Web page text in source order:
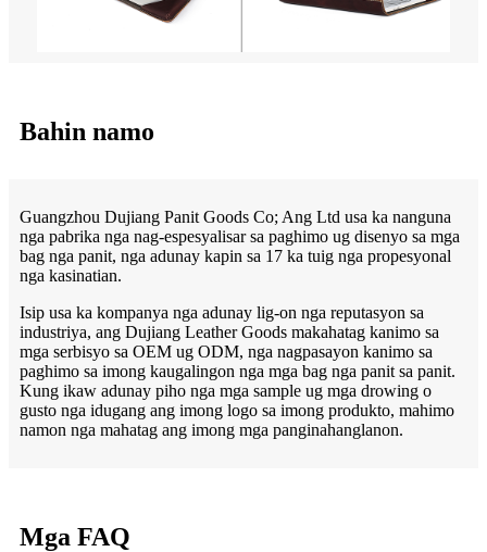
Bahin namo
Guangzhou Dujiang Panit Goods Co; Ang Ltd usa ka nanguna
nga pabrika nga nag-espesyalisar sa paghimo ug disenyo sa mga
bag nga panit, nga adunay kapin sa 17 ka tuig nga propesyonal
nga kasinatian.
Isip usa ka kompanya nga adunay lig-on nga reputasyon sa
industriya, ang Dujiang Leather Goods makahatag kanimo sa
mga serbisyo sa OEM ug ODM, nga nagpasayon ​​kanimo sa
paghimo sa imong kaugalingon nga mga bag nga panit sa panit.
Kung ikaw adunay piho nga mga sample ug mga drowing o
gusto nga idugang ang imong logo sa imong produkto, mahimo
namon nga mahatag ang imong mga panginahanglanon.
Mga FAQ